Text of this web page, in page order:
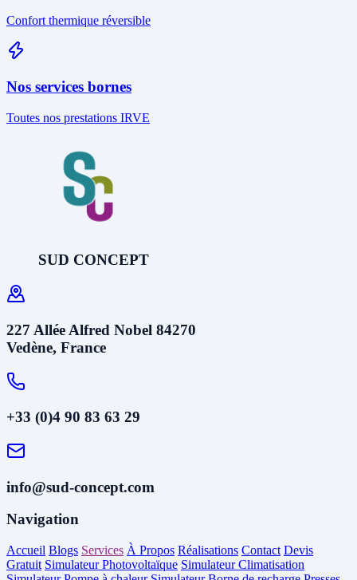
Confort thermique réversible
Nos services bornes
Toutes nos prestations IRVE
SUD CONCEPT
227 Allée Alfred Nobel 84270
Vedène, France
+33 (0)4 90 83 63 29
info@sud-concept.com
Navigation
Accueil Blogs Services À Propos Réalisations Contact Devis
Gratuit Simulateur Photovoltaïque Simulateur Climatisation